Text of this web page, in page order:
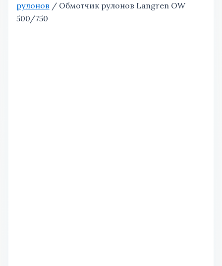
рулонов / Обмотчик рулонов Langren OW
500/750